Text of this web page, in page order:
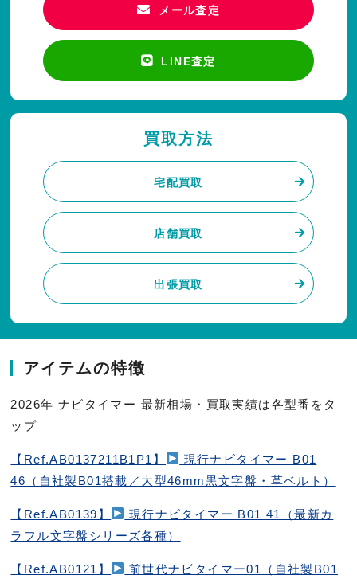
メール査定
LINE査定
買取方法
宅配買取
店舗買取
出張買取
アイテムの特徴
2026年 ナビタイマー 最新相場・買取実績は各型番をタ
ップ
【Ref.AB0137211B1P1】
現行ナビタイマー B01
46（自社製B01搭載／大型46mm黒文字盤・革ベルト）
【Ref.AB0139】
現行ナビタイマー B01 41（最新カ
ラフル文字盤シリーズ各種）
【Ref.AB0121】
前世代ナビタイマー01（自社製B01